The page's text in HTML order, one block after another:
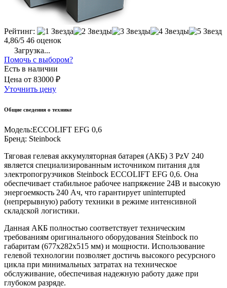
Рейтинг:
4,86/5 46 оценок
Загрузка...
Помочь с выбором?
Есть в наличии
Цена от 83000 ₽
Уточнить цену
Общие сведения о технике
Модель:ECCOLIFT EFG 0,6
Бренд: Steinbock
Тяговая гелевая аккумуляторная батарея (АКБ) 3 PzV 240
является специализированным источником питания для
электропогрузчиков Steinbock ECCOLIFT EFG 0,6. Она
обеспечивает стабильное рабочее напряжение 24В и высокую
энергоемкость 240 Ач, что гарантирует uninterrupted
(непрерывную) работу техники в режиме интенсивной
складской логистики.
Данная АКБ полностью соответствует техническим
требованиям оригинального оборудования Steinbock по
габаритам (677x282x515 мм) и мощности. Использование
гелевой технологии позволяет достичь высокого ресурсного
цикла при минимальных затратах на техническое
обслуживание, обеспечивая надежную работу даже при
глубоком разряде.